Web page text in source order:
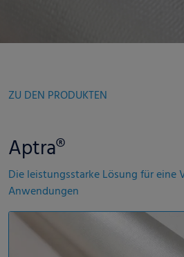
ZU DEN PRODUKTEN
Aptra®
Die leistungsstarke Lösung für eine
Anwendungen